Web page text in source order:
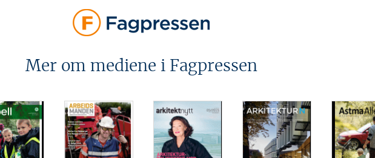
Mer om mediene i Fagpressen